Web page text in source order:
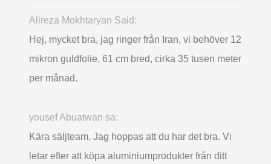
Alireza Mokhtaryan Said:
Hej, mycket bra, jag ringer från Iran, vi behöver 12
mikron guldfolie, 61 cm bred, cirka 35 tusen meter
per månad.
yousef Abuatwan sa:
Kära säljteam, Jag hoppas att du har det bra. Vi
letar efter att köpa aluminiumprodukter från ditt